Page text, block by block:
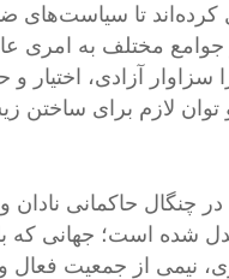
تا سیاست‌های
جوامع مختلف به امری
آزادی، اختیار
لازم برای ساختن
حاکمانی نادان و
شده است؛ جهانی که
نیمی از جمعیت فعال و